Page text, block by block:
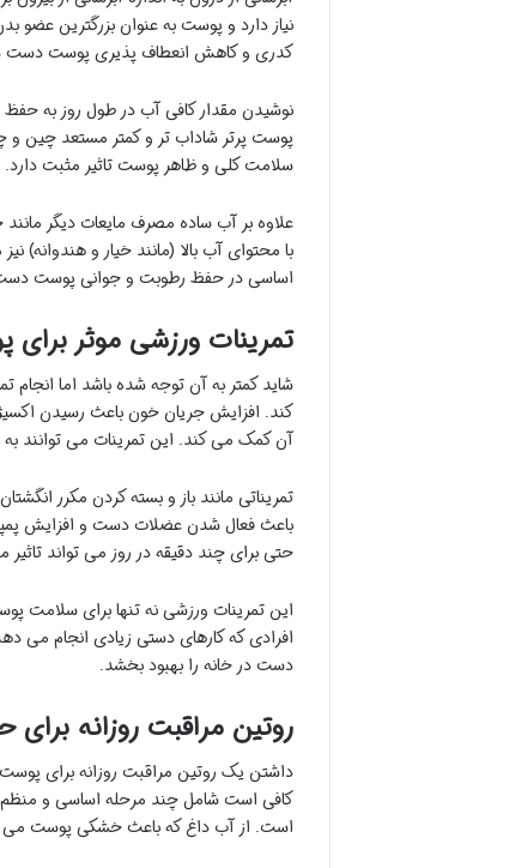
نیاز دارد و پوست به عنوان بزرگترین
کدری و کاهش انعطاف پذیری پوست دست
نوشیدن مقدار کافی آب در طول روز به
پوست پرتر شاداب تر و کمتر مستعد چین و
سلامت کلی و ظاهر پوست تاثیر مثبت دارد.
علاوه بر آب ساده مصرف مایعات دیگر
با محتوای آب بالا (مانند خیار و هندوانه)
اساسی در حفظ رطوبت و جوانی پوست
تمرینات ورزشی موثر
شاید کمتر به آن توجه شده باشد اما
کند. افزایش جریان خون باعث رسیدن
آن کمک می کند. این تمرینات می توانند
تمریناتی مانند باز و بسته کردن مکرر
باعث فعال شدن عضلات دست و افزایش
حتی برای چند دقیقه در روز می تواند
این تمرینات ورزشی نه تنها برای
افرادی که کارهای دستی زیادی انجام می
دست در خانه را بهبود بخشد.
روتین مراقبت روزانه
داشتن یک روتین مراقبت روزانه برای
کافی است شامل چند مرحله اساسی و
است. از آب داغ که باعث خشکی پوست می